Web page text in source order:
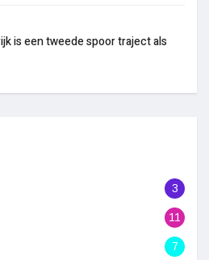
is een tweede spoor traject als
3
11
7